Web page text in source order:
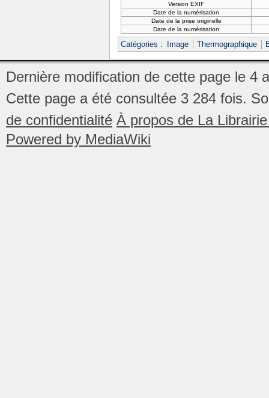
Version EXIF
Date de la numérisation
Date de la prise originelle
Date de la numérisation
Catégories : Image Thermographique
Dernière modification de cette page le 4
Cette page a été consultée 3 284 fois.
de confidentialité À propos de La
Powered by MediaWiki